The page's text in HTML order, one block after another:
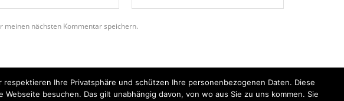
meinen nächsten Kommentar speichern.
Ihre Privatsphäre und schützen Ihre personenbezogenen Daten. Diese
besuchen. Das gilt unabhängig davon, von wo aus Sie zu uns kommen. Sie